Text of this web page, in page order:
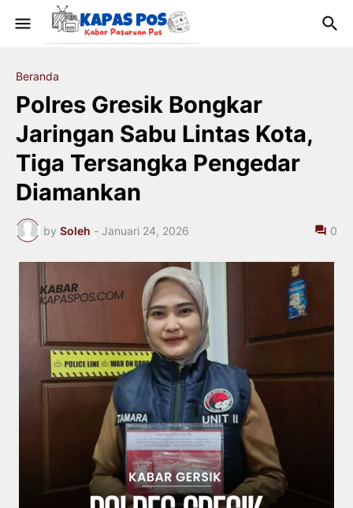
Beranda
Polres Gresik Bongkar
Jaringan Sabu Lintas Kota,
Tiga Tersangka Pengedar
Diamankan
by Soleh - Januari 24, 2026 0